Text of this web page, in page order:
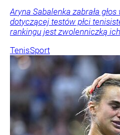
Aryna Sabalenka zabrała
dotyczącej testów płci
rankingu jest zwolenniczką
TenisSport